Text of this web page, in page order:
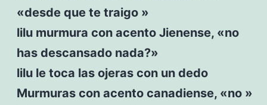
«desde que te traigo »
lilu murmura con acento Jienense, «no
has descansado nada?»
lilu le toca las ojeras con un dedo
Murmuras con acento canadiense, «no »